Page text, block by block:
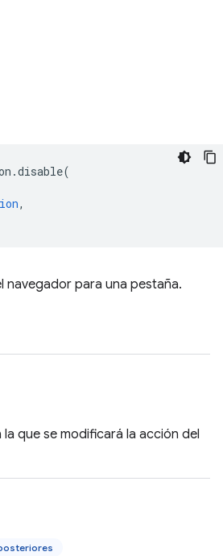
.disable(
,
navegador para una pestaña.
que se modificará la acción del